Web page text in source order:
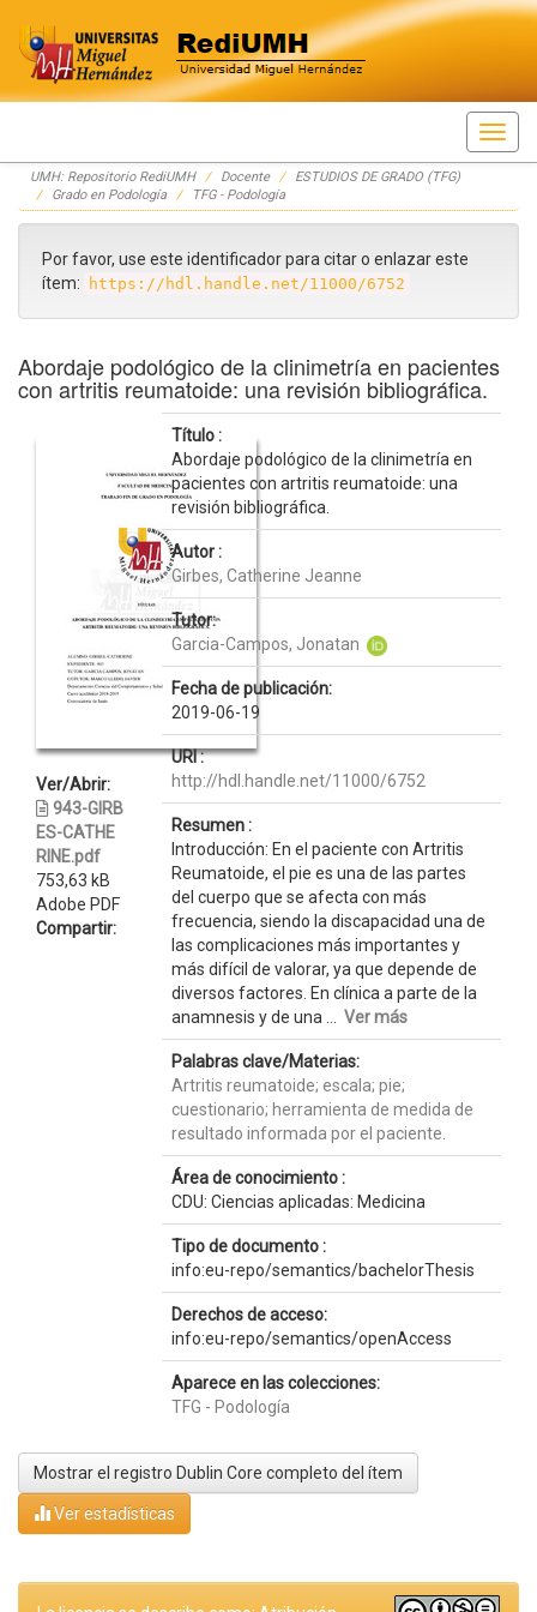
Skip
navigation
UMH: Repositorio RediUMH Docente
ESTUDIOS DE GRADO (TFG)
Grado en Podología
TFG - Podología
Por favor, use este identificador para citar o enlazar este
ítem:
https://hdl.handle.net/11000/6752
Abordaje podológico de la clinimetría en pacientes
con artritis reumatoide: una revisión bibliográfica.
Ver/Abrir:
943-GIRB
ES-CATHE
RINE.pdf
753,63 kB
Adobe PDF
Compartir:
Título :
Abordaje podológico de la clinimetría en
pacientes con artritis reumatoide: una
revisión bibliográfica.
Autor :
Girbes, Catherine Jeanne
Tutor:
Garcia-Campos, Jonatan
Fecha de publicación:
2019-06-19
URI :
http://hdl.handle.net/11000/6752
Resumen :
Introducción: En el paciente con Artritis
Reumatoide, el pie es una de las partes
del cuerpo que se afecta con más
frecuencia, siendo la discapacidad una de
las complicaciones más importantes y
más difícil de valorar, ya que depende de
diversos factores. En clínica a parte de la
anamnesis y de una ... Ver más
Palabras clave/Materias:
Artritis reumatoide; escala; pie;
cuestionario; herramienta de medida de
resultado informada por el paciente.
Área de conocimiento :
CDU: Ciencias aplicadas: Medicina
Tipo de documento :
info:eu-repo/semantics/bachelorThesis
Derechos de acceso:
info:eu-repo/semantics/openAccess
Aparece en las colecciones:
TFG - Podología
Mostrar el registro Dublin Core completo del ítem
Ver estadísticas